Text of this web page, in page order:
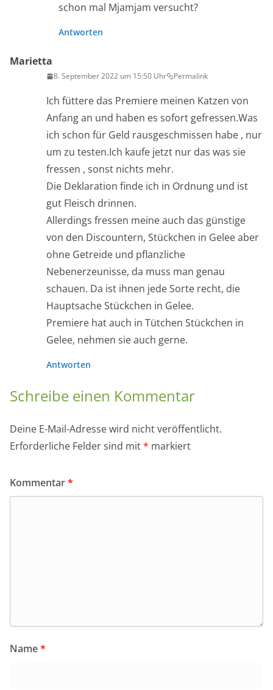
schon mal Mjamjam versucht?
Antworten
Marietta
8. September 2022 um 15:50 Uhr Permalink
Ich füttere das Premiere meinen Katzen von
Anfang an und haben es sofort gefressen.Was
ich schon für Geld rausgeschmissen habe , nur
um zu testen.Ich kaufe jetzt nur das was sie
fressen , sonst nichts mehr.
Die Deklaration finde ich in Ordnung und ist
gut Fleisch drinnen.
Allerdings fressen meine auch das günstige
von den Discountern, Stückchen in Gelee aber
ohne Getreide und pflanzliche
Nebenerzeunisse, da muss man genau
schauen. Da ist ihnen jede Sorte recht, die
Hauptsache Stückchen in Gelee.
Premiere hat auch in Tütchen Stückchen in
Gelee, nehmen sie auch gerne.
Antworten
Schreibe einen Kommentar
Deine E-Mail-Adresse wird nicht veröffentlicht.
Erforderliche Felder sind mit* markiert
Kommentar*
Name*